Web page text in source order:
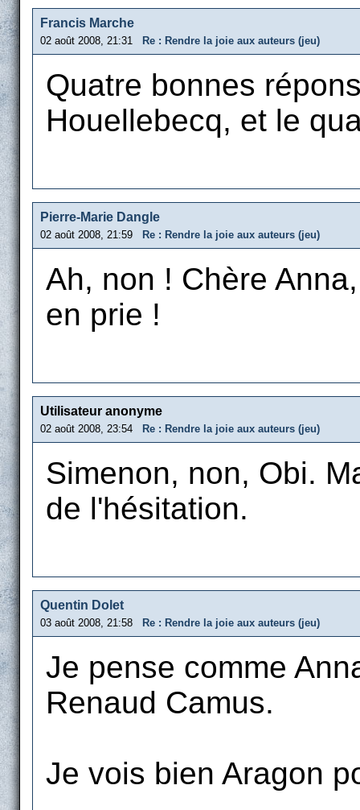
Francis Marche
02 août 2008, 21:31 Re : Rendre la joie aux auteurs (jeu)
Quatre bonnes
Houellebecq, et le
Pierre-Marie Dangle
02 août 2008, 21:59 Re : Rendre la joie aux auteurs (jeu)
Ah, non ! Chère
en prie !
Utilisateur anonyme
02 août 2008, 23:54 Re : Rendre la joie aux auteurs (jeu)
Simenon, non, Obi.
de l'hésitation.
Quentin Dolet
03 août 2008, 21:58 Re : Rendre la joie aux auteurs (jeu)
Je pense comme
Renaud Camus.
Je vois bien Aragon